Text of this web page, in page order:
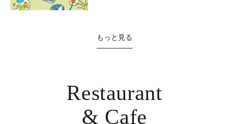
もっと見る
Restaurant
& Cafe